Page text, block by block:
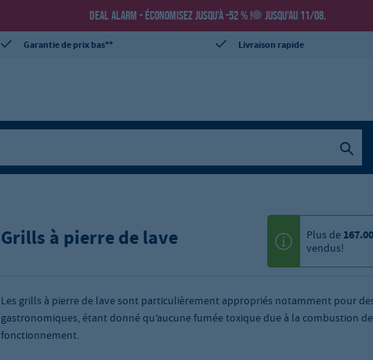
DEAL ALARM - ÉCONOMISEZ JUSQU’À -52 % ! JUSQU’AU 11/08.
Garantie de prix bas** Livraison rapide
Grills à pierre de lave Plus de
vendus!
Les grills à pierre de lave sont particulièrement appropriés notamment pour
gastronomiques, étant donné qu’aucune fumée toxique due à la combustion
fonctionnement.